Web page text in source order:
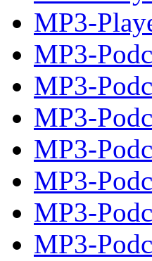
MP3-
MP3-
MP3-
MP3-
MP3-
MP3-
MP3-
MP3-